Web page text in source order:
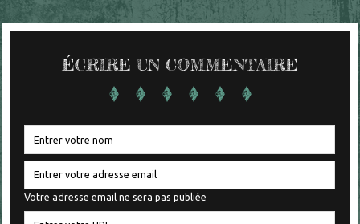
ÉCRIRE UN COMMENTAIRE
Votre adresse email ne sera pas publiée